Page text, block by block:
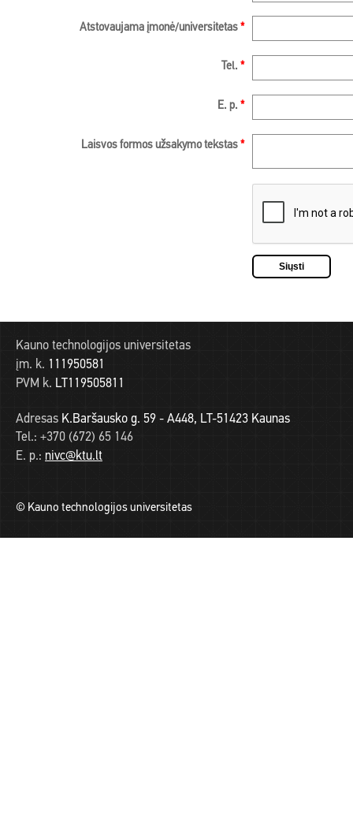
Atstovaujama įmonė/universitetas *
Tel. *
E. p. *
Laisvos formos užsakymo tekstas *
Kauno technologijos universitetas
įm. k. 111950581
PVM k. LT119505811
Adresas K.Baršausko g. 59 - A448, LT-51423 Kaunas
Tel.: +370 (672) 65 146
E. p.: nivc@ktu.lt
© Kauno technologijos universitetas